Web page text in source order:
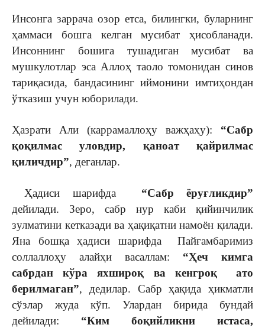
Инсонга заррача озор етса, билингки, буларнинг
ҳаммаси бошга келган мусибат ҳисобланади.
Инсоннинг бошига тушадиган мусибат ва
мушкулотлар эса Аллоҳ таоло томонидан синов
тариқасида, бандасининг иймонини имтиҳондан
ўтказиш учун юборилади.
Ҳазрати Али (каррамаллоҳу важҳаҳу): “Сабр
қоқилмас уловдир, қаноат қайрилмас
қиличдир”, деганлар.
Ҳадиси шарифда “Сабр ёруғликдир”
дейилади. Зеро, сабр нур каби қийинчилик
зулматини кетказади ва ҳақиқатни намоён қилади.
Яна бошқа ҳадиси шарифда Пайғамбаримиз
соллаллоҳу алайҳи васаллам: “Ҳеч кимга
сабрдан кўра яхшироқ ва кенгроқ ато
берилмаган”, дедилар. Сабр ҳақида ҳикматли
сўзлар жуда кўп. Улардан бирида бундай
дейилади: “Ким боқийликни истаса,